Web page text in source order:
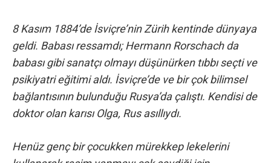
8 Kasım 1884’de İsviçre’nin Zürih kentinde dünyaya
geldi. Babası ressamdı; Hermann Rorschach da
babası gibi sanatçı olmayı düşünürken tıbbı seçti ve
psikiyatri eğitimi aldı. İsviçre’de ve bir çok bilimsel
bağlantısının bulunduğu Rusya’da çalıştı. Kendisi de
doktor olan karısı Olga, Rus asıllıydı.
Henüz genç bir çocukken mürekkep lekelerini